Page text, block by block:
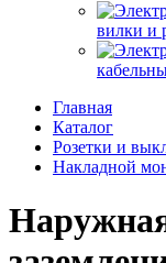
вилки и
Главная
Каталог
Розетки и
Накладной